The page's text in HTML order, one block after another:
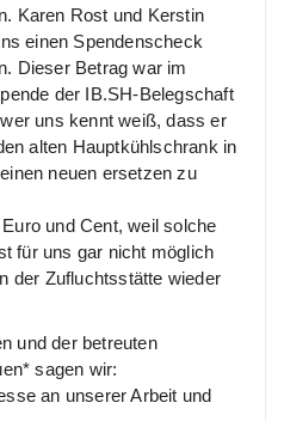
Karen Rost und Kerstin
einen Spendenscheck
Dieser Betrag war im
der IB.SH-Belegschaft
uns kennt weiß, dass er
alten Hauptkühlschrank in
neuen ersetzen zu
und Cent, weil solche
für uns gar nicht möglich
der Zufluchtsstätte wieder
und der betreuten
sagen wir:
an unserer Arbeit und